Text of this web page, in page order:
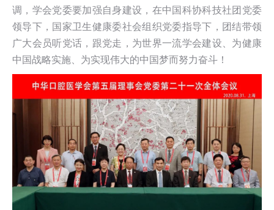
调，学会党委要加强自身建设，在中国科协科技社团党委
领导下，国家卫生健康委社会组织党委指导下，团结带领
广大会员听党话，跟党走，为世界一流学会建设、为健康
中国战略实施、为实现伟大的中国梦而努力奋斗！